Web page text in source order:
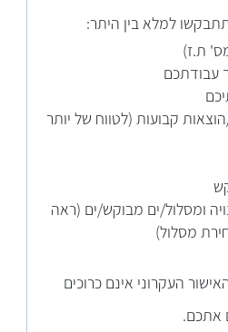
למלא בין היתר:
ת.ז)
עבודתכם
קבועות (לטווח של יותר
ומסלול/ים מבוקש/ים (ראה
מסלול)
העקרוני אינם כרוכים
אתכם.